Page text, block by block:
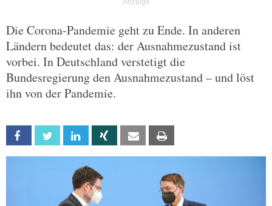
Die Corona-Pandemie geht zu Ende. In anderen
Ländern bedeutet das: der Ausnahmezustand ist
vorbei. In Deutschland verstetigt die
Bundesregierung den Ausnahmezustand – und löst
ihn von der Pandemie.
Facebook Twitter Linkedin Xing Email